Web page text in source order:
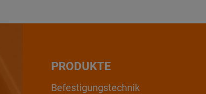
PRODUKTE
Befestigungstechnik